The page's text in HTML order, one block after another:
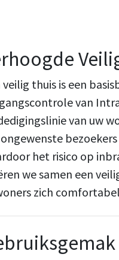
veilig thuis is een
van
van uw
het risico op
we samen een
zich